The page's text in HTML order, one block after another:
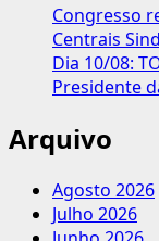
que
cortar’
da
é
mudança
no
Congresso
Centrais
Dia 10/08:
Presidente
Arquivo
Agosto 2026
Julho 2026